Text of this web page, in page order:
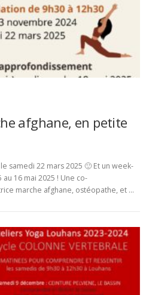
afghane, en petite
samedi 22 mars 2025 🙂 Et un week-
16 mai 2025 ! Une co-
marche afghane, ostéopathe, et …